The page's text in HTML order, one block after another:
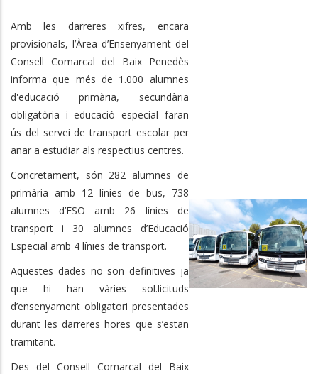
Amb les darreres xifres, encara
provisionals, l’Àrea d’Ensenyament del
Consell Comarcal del Baix Penedès
informa que més de 1.000 alumnes
d'educació primària, secundària
obligatòria i educació especial faran
ús del servei de transport escolar per
anar a estudiar als respectius centres.
Concretament, són 282 alumnes de
primària amb 12 línies de bus, 738
alumnes d’ESO amb 26 línies de
transport i 30 alumnes d’Educació
Especial amb 4 línies de transport.
Aquestes dades no son definitives ja
que hi han vàries sol.licituds
d’ensenyament obligatori presentades
durant les darreres hores que s’estan
tramitant.
Des del Consell Comarcal del Baix